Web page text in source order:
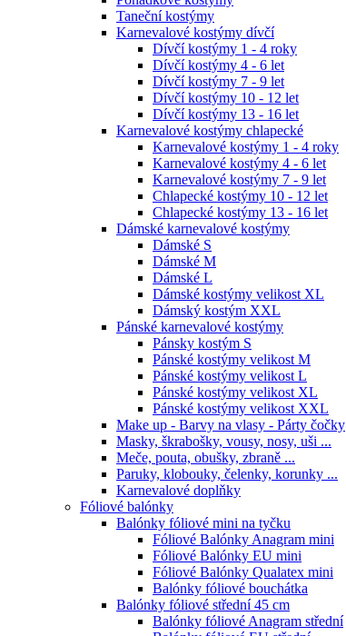
Taneční kostýmy
Karnevalové kostýmy dívčí
Dívčí kostýmy 1 - 4 roky
Dívčí kostýmy 4 - 6 let
Dívčí kostýmy 7 - 9 let
Dívčí kostýmy 10 - 12 let
Dívčí kostýmy 13 - 16 let
Karnevalové kostýmy chlapecké
Karnevalové kostýmy 1 - 4 roky
Karnevalové kostýmy 4 - 6 let
Karnevalové kostýmy 7 - 9 let
Chlapecké kostýmy 10 - 12 let
Chlapecké kostýmy 13 - 16 let
Dámské karnevalové kostýmy
Dámské S
Dámské M
Dámské L
Dámské kostýmy velikost XL
Dámský kostým XXL
Pánské karnevalové kostýmy
Pánsky kostým S
Pánské kostýmy velikost M
Pánské kostýmy velikost L
Pánské kostýmy velikost XL
Pánské kostýmy velikost XXL
Make up - Barvy na vlasy - Párty čočky
Masky, škrabošky, vousy, nosy, uši ...
Meče, pouta, obušky, zbraně ...
Paruky, klobouky, čelenky, korunky ...
Karnevalové doplňky
Fóliové balónky
Balónky fóliové mini na tyčku
Fóliové Balónky Anagram mini
Fóliové Balónky EU mini
Fóliové Balónky Qualatex mini
Balónky fóliové bouchátka
Balónky fóliové střední 45 cm
Balónky fóliové Anagram střední